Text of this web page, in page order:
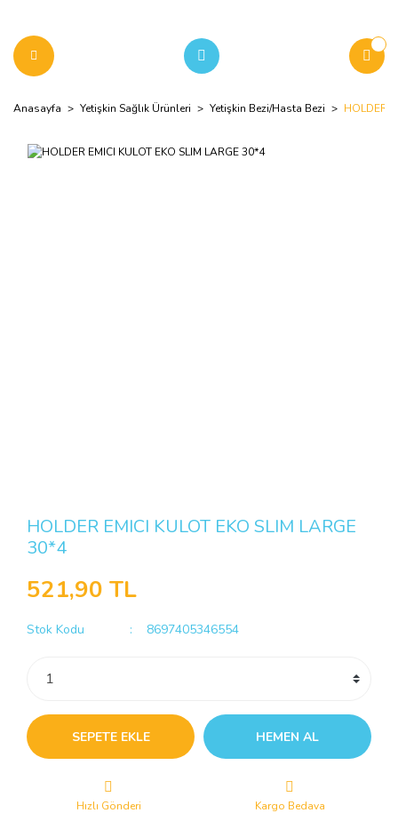
Anasayfa Yetişkin Sağlık Ürünleri Yetişkin Bezi/Hasta Bezi HOLDER
HOLDER EMICI KULOT EKO SLIM LARGE
30*4
521,90 TL
Stok Kodu 8697405346554
SEPETE EKLE HEMEN AL
Hızlı Gönderi Kargo Bedava